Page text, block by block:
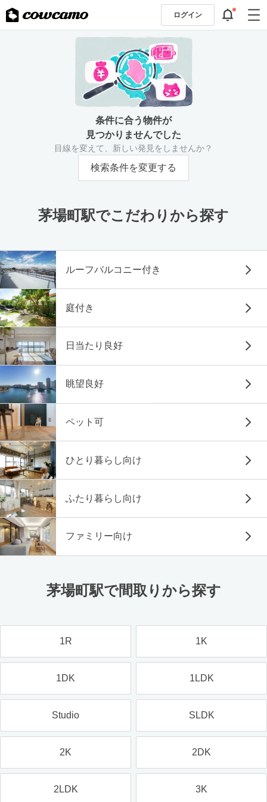
ログイン
条件に合う物件が
見つかりませんでした
目線を変えて、新しい発見をしませんか？
検索条件を変更する
茅場町駅でこだわりから探す
ルーフバルコニー付き
庭付き
日当たり良好
眺望良好
ペット可
ひとり暮らし向け
ふたり暮らし向け
ファミリー向け
茅場町駅で間取りから探す
1R 1K
1DK 1LDK
Studio SLDK
2K 2DK
2LDK 3K